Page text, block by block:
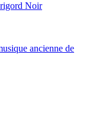
Noir
ancienne de